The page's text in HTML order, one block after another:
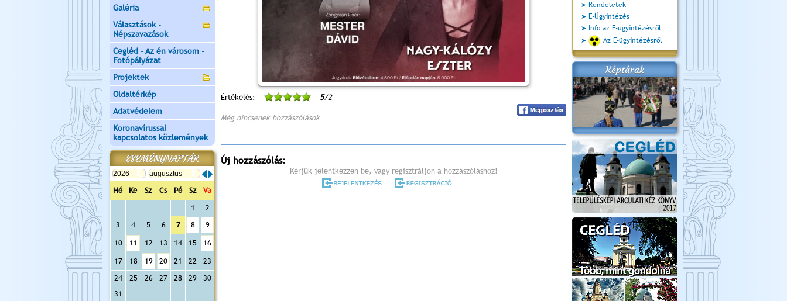
Galéria
Választások -
Népszavazások
Cegléd - Az én városom -
Fotópályázat
Projektek
Oldaltérkép
Adatvédelem
Koronavírussal
kapcsolatos közlemények
ESEMÉNYNAPTÁR
Hé Ke Sz Cs Pé Sz
Va
1
2
3
4 5 6 7 8 9
10 11 12 13 14 15 16
17 18 19 20 21 22
23
24
25 26 27 28 29
30
31
Értékelés: 5/2
Még nincsenek hozzászólások
Új hozzászólás:
Kérjük jelentkezzen be, vagy regisztráljon a hozzászóláshoz!
Rendeletek
E-Ügyintézés
Info az E-ügyintézésről
Az E-ügyintézésről
Képtárak